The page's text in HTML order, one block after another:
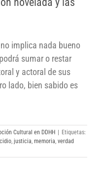
implica nada bueno
sumar o restar
y actoral de sus
lado, bien sabido es
Cultural en DDHH
Etiquetas:
, justicia, memoria, verdad